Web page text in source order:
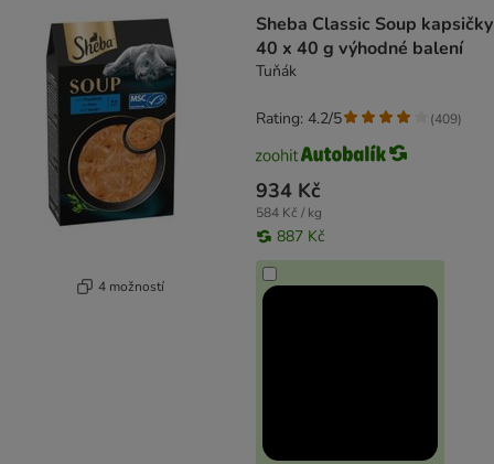
4 možností
Sheba Classic Soup kapsičky
40 x 40 g výhodné balení
Tuňák
934 Kč
584 Kč / kg
887 Kč
Rating: 4.2/5 (409)